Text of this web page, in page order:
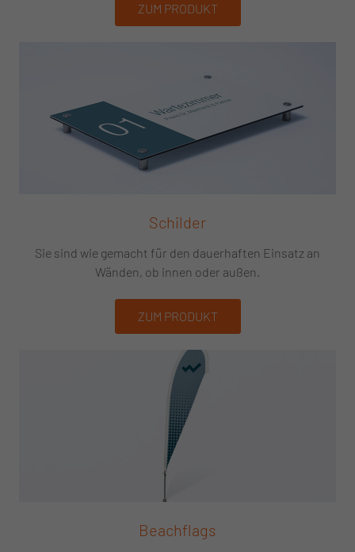
ZUM PRODUKT
Schilder
Sie sind wie gemacht für den dauerhaften Einsatz an
Wänden, ob innen oder außen.
ZUM PRODUKT
Beachflags